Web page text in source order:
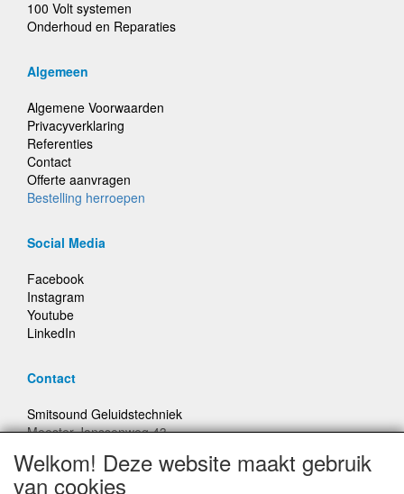
100 Volt systemen
Onderhoud en Reparaties
Algemeen
Algemene Voorwaarden
Privacyverklaring
Referenties
Contact
Offerte aanvragen
Bestelling herroepen
Social Media
Facebook
Instagram
Youtube
LinkedIn
Contact
Smitsound Geluidstechniek
Meester Janssenweg 43
E-mail: info@smitsound.nl
Telefoon: +31-(0)6-22256322
Welkom! Deze website maakt gebruik
van cookies